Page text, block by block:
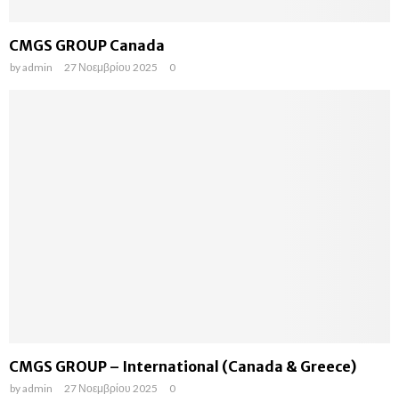
CMGS GROUP Canada
byadmin 27 Νοεμβρίου 2025 0
CMGS GROUP – International (Canada & Greece)
byadmin 27 Νοεμβρίου 2025 0